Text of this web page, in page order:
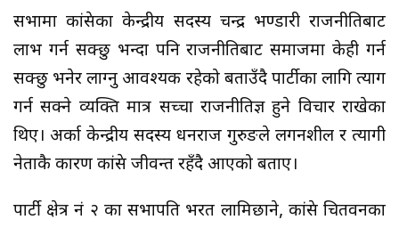
सभामा कांग्रेसका केन्द्रीय सदस्य चन्द्र भण्डारी राजनीतिबाट
लाभ गर्न सक्छु भन्दा पनि राजनीतिबाट समाजमा केही गर्न
सक्छु भनेर लाग्नु आवश्यक रहेको बताउँदै पार्टीका लागि त्याग
गर्न सक्ने व्यक्ति मात्र सच्चा राजनीतिज्ञ हुने विचार राखेका
थिए। अर्का केन्द्रीय सदस्य धनराज गुरुङले लगनशील र त्यागी
नेताकै कारण कांग्रेस जीवन्त रहँदै आएको बताए।
पार्टी क्षेत्र नं २ का सभापति भरत लामिछाने, कांग्रेस चितवनका